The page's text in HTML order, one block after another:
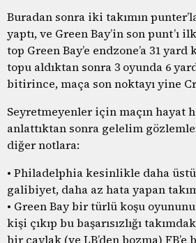
Buradan sonra iki takımın
yaptı, ve Green Bay’in son punt’ı
top Green Bay’e endzone’a 31
topu aldıktan sonra 3 oyunda 6
bitirince, maça son noktayı yine
Seyretmeyenler için maçın hayat
anlattıktan sonra gelelim
diğer notlara:
• Philadelphia kesinlikle daha
galibiyet, daha az hata yapan
• Green Bay bir türlü koşu
kişi çıkıp bu başarısızlığı
bir çaylak (ve LB’den bozma) FB’e